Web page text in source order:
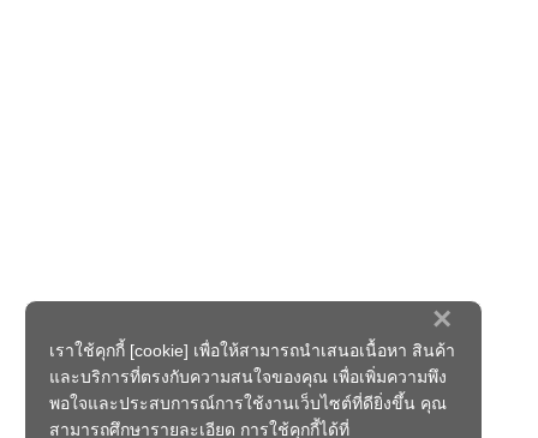
×
เราใช้คุกกี้ [cookie] เพื่อให้สามารถนำเสนอเนื้อหา สินค้า
และบริการที่ตรงกับความสนใจของคุณ เพื่อเพิ่มความพึง
พอใจและประสบการณ์การใช้งานเว็บไซต์ที่ดียิ่งขึ้น คุณ
สามารถศึกษารายละเอียด การใช้คุกกี้ได้ที่